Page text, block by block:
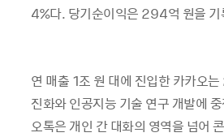
4%다. 당기순이익은 294억 원을
연 매출 1조 원 대에 진입한 카카오는
진화와 인공지능 기술 연구 개발에
오톡은 개인 간 대화의 영역을 넘어